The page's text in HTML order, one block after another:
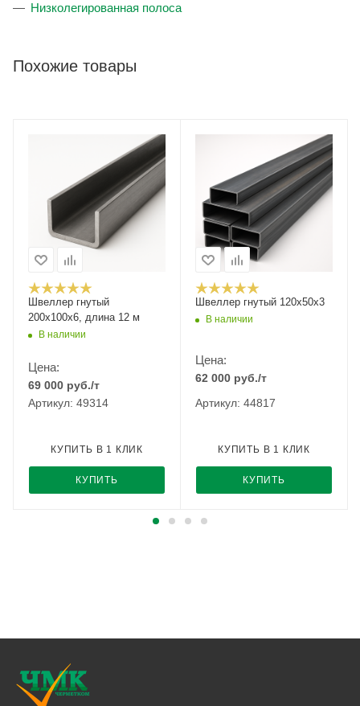
Низколегированная полоса
Похожие товары
Швеллер гнутый
200х100х6, длина 12 м
В наличии
Цена:
69 000 руб./т
Артикул: 49314
КУПИТЬ
КУПИТЬ В 1 КЛИК
Швеллер гнутый 120х50х3
В наличии
Цена:
62 000 руб./т
Артикул: 44817
КУПИТЬ
КУПИТЬ В 1 КЛИК